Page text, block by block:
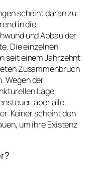
scheint daran zu
in die
und Abbau der
Die einzelnen
seit einem Jahrzehnt
Zusammenbruch
Wegen der
Lage
aber alle
Keiner scheint den
um ihre Existenz